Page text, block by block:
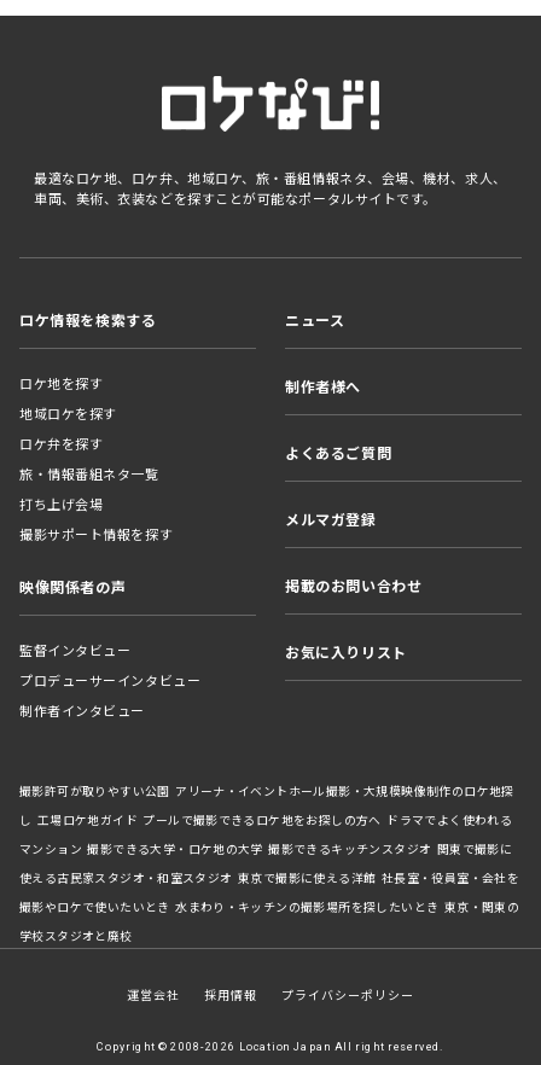
最適なロケ地、ロケ弁、地域ロケ、旅・番組情報ネタ、会場、機材、求人、
車両、美術、衣装などを探すことが可能なポータルサイトです。
ロケ情報を検索する
ロケ地を探す
地域ロケを探す
ロケ弁を探す
旅・情報番組ネタ一覧
打ち上げ会場
撮影サポート情報を探す
映像関係者の声
監督インタビュー
プロデューサーインタビュー
制作者インタビュー
ニュース
制作者様へ
よくあるご質問
メルマガ登録
掲載のお問い合わせ
お気に入りリスト
撮影許可が取りやすい公園 アリーナ・イベントホール撮影・大規模映像制作のロケ地探
し 工場ロケ地ガイド プールで撮影できるロケ地をお探しの方へ ドラマでよく使われる
マンション 撮影できる大学・ロケ地の大学 撮影できるキッチンスタジオ 関東で撮影に
使える古民家スタジオ・和室スタジオ 東京で撮影に使える洋館 社長室・役員室・会社を
撮影やロケで使いたいとき 水まわり・キッチンの撮影場所を探したいとき 東京・関東の
学校スタジオと廃校
運営会社 採用情報 プライバシーポリシー
Copyright © 2008-2026 Location Japan All right reserved.